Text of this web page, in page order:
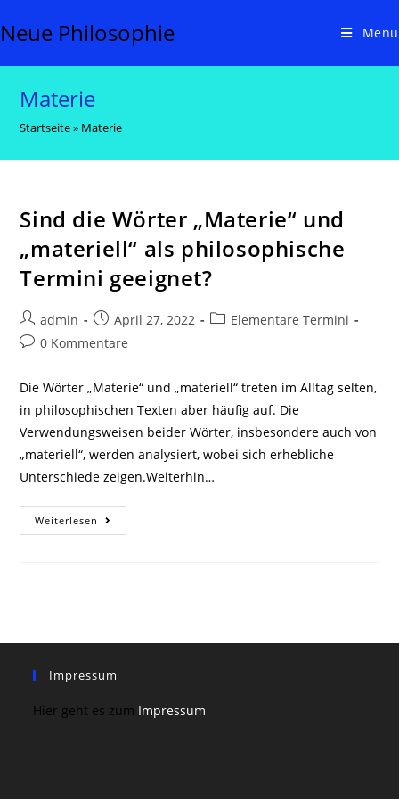
Inhalt
Neue Philosophie Menü
Materie
Startseite» Materie
Sind die Wörter „Materie“ und
„materiell“ als philosophische
Termini geeignet?
Beitrags-
Autor:
admin
Beitrag
veröffentlicht:
April 27, 2022
Beitrags-
Elementare Termini
Beitrags-
0 Kommentare
Die Wörter „Materie“ und „materiell“ treten im Alltag selten,
in philosophischen Texten aber häufig auf. Die
Verwendungsweisen beider Wörter, insbesondere auch von
„materiell“, werden analysiert, wobei sich erhebliche
Unterschiede zeigen.Weiterhin…
Weiterlesen Sind
Die
Impressum
Hier geht es zum Impressum